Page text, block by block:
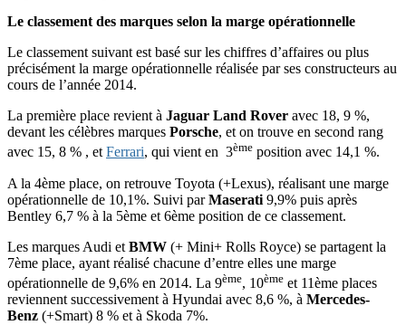
Le classement des marques selon la marge opérationnelle
Le classement suivant est basé sur les chiffres d’affaires ou plus
précisément la marge opérationnelle réalisée par ses constructeurs au
cours de l’année 2014.
La première place revient à Jaguar Land Rover avec 18, 9 %,
devant les célèbres marques Porsche, et on trouve en second rang
avec 15, 8 % , etFerrari, qui vient en 3ème position avec 14,1 %.
A la 4ème place, on retrouve Toyota (+Lexus), réalisant une marge
opérationnelle de 10,1%. Suivi parMaserati 9,9% puis après
Bentley 6,7 % à la 5ème et 6ème position de ce classement.
Les marques Audi et BMW (+ Mini+ Rolls Royce) se partagent la
7ème place, ayant réalisé chacune d’entre elles une marge
opérationnelle de 9,6% en 2014. La 9ème, 10ème et 11ème places
reviennent successivement à Hyundai avec 8,6 %, à Mercedes-
Benz (+Smart) 8 % et à Skoda 7%.